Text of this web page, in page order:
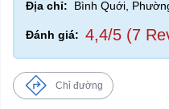
Địa chỉ: Bình Quới,
Đánh giá: 4,4/5 (7
Chỉ đường